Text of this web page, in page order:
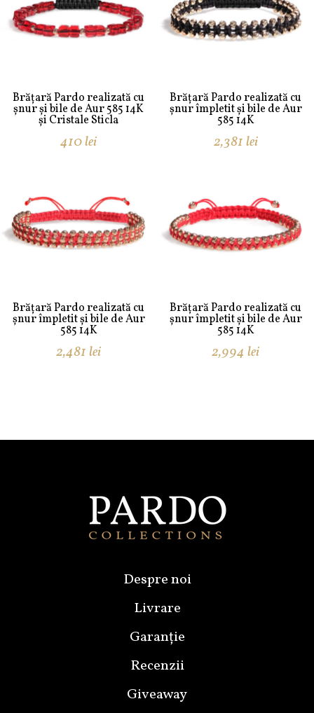
Brățară Pardo realizată cu
șnur și bile de Aur 585 14K
și Cristale Sticla
410lei
Brățară Pardo realizată cu
șnur împletit și bile de Aur
585 14K
2,381lei
Brățară Pardo realizată cu
șnur împletit și bile de Aur
585 14K
2,481lei
Brățară Pardo realizată cu
șnur împletit și bile de Aur
585 14K
2,994 lei
Despre noi
Livrare
Garanție
Recenzii
Giveaway